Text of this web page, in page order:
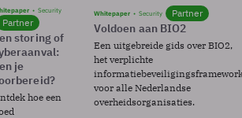
Security
Partner
storing of
je
hoe een
Whitepaper Security Partner
Voldoen aan BIO2
Een uitgebreide gids over BIO2,
het verplichte
voor alle Nederlandse
overheidsorganisaties.